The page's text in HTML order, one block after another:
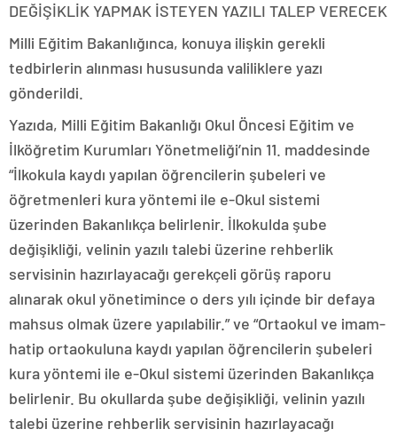
DEĞİŞİKLİK YAPMAK İSTEYEN YAZILI TALEP VERECEK
Milli Eğitim Bakanlığınca, konuya ilişkin gerekli
tedbirlerin alınması hususunda valiliklere yazı
gönderildi.
Yazıda, Milli Eğitim Bakanlığı Okul Öncesi Eğitim ve
İlköğretim Kurumları Yönetmeliği’nin 11. maddesinde
“İlkokula kaydı yapılan öğrencilerin şubeleri ve
öğretmenleri kura yöntemi ile e-Okul sistemi
üzerinden Bakanlıkça belirlenir. İlkokulda şube
değişikliği, velinin yazılı talebi üzerine rehberlik
servisinin hazırlayacağı gerekçeli görüş raporu
alınarak okul yönetimince o ders yılı içinde bir defaya
mahsus olmak üzere yapılabilir.” ve “Ortaokul ve imam-
hatip ortaokuluna kaydı yapılan öğrencilerin şubeleri
kura yöntemi ile e-Okul sistemi üzerinden Bakanlıkça
belirlenir. Bu okullarda şube değişikliği, velinin yazılı
talebi üzerine rehberlik servisinin hazırlayacağı